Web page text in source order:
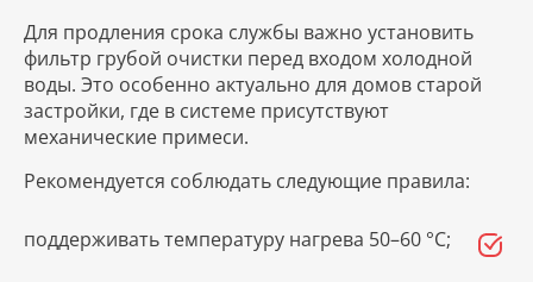
Для продления срока службы важно установить
фильтр грубой очистки перед входом холодной
воды. Это особенно актуально для домов старой
застройки, где в системе присутствуют
механические примеси.
Рекомендуется соблюдать следующие правила:
поддерживать температуру нагрева 50–60 °C;